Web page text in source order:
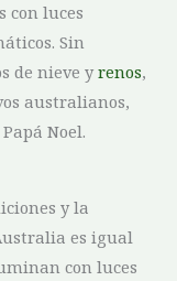
con‍ luces
Sin
de nieve yrenos,
australianos,‌
Noel.
y la
es⁤ igual
con⁢ luces